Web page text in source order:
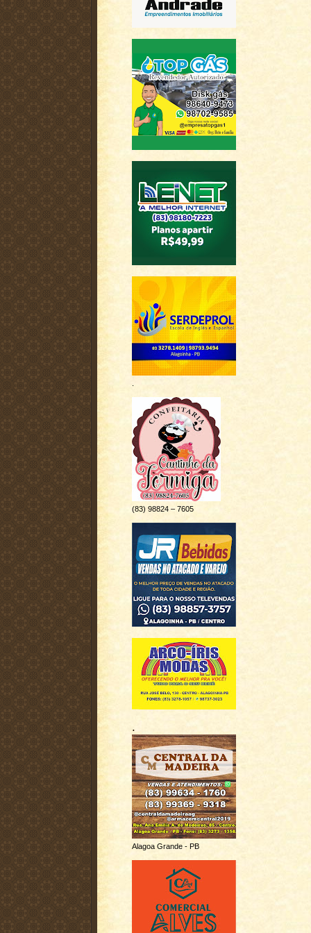
(83) 98824 – 7605
.
Alagoa Grande - PB